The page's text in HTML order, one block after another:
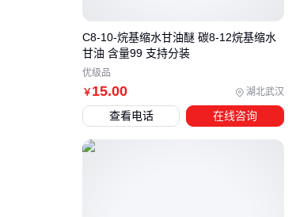
￥ 15.00 湖北武汉
C8-10-烷基缩水甘油醚 碳8-12烷基缩水
甘油 含量99 支持分装
优级品
查看电话 在线咨询